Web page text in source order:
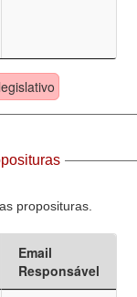
proposituras.
Email
Responsável